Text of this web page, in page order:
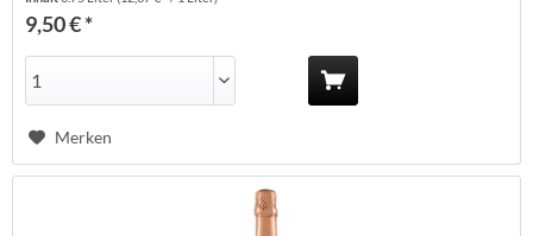
Ecovin Rebsorte: Grauburgunder Jahrgang: 2020 Temperatur:
10-12° Lagerzeit: jetzt +...
9,50 € *
Merken